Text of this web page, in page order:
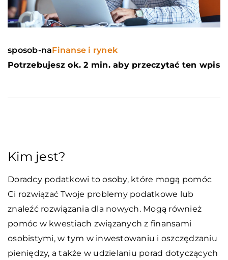
sposob-naFinanse i rynek
Potrzebujesz ok. 2 min. aby przeczytać ten wpis
Kim jest?
Doradcy podatkowi to osoby, które mogą pomóc
Ci rozwiązać Twoje problemy podatkowe lub
znaleźć rozwiązania dla nowych. Mogą również
pomóc w kwestiach związanych z finansami
osobistymi, w tym w inwestowaniu i oszczędzaniu
pieniędzy, a także w udzielaniu porad dotyczących